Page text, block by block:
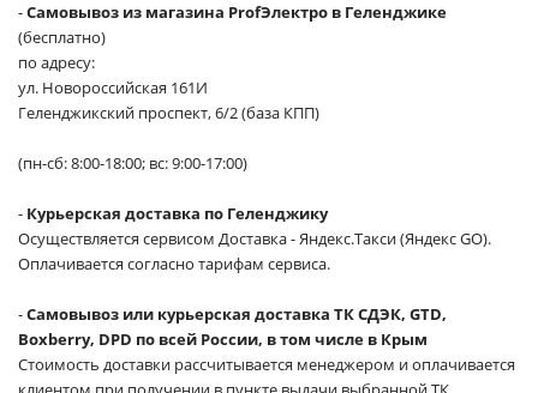
-Самовывоз из магазина ProfЭлектро в Геленджике
(бесплатно)
по адресу:
ул. Новороссийская 161И
Геленджикский проспект, 6/2 (база КПП)
(пн-сб: 8:00-18:00; вс: 9:00-17:00)
- Курьерская доставка по Геленджику
Осуществляется сервисом Доставка - Яндекс.Такси (Яндекс GO).
Оплачивается согласно тарифам сервиса.
-Самовывоз или курьерская доставка ТК СДЭК, GTD,
Boxberry, DPD по всей России, в том числе в Крым
Стоимость доставки рассчитывается менеджером и оплачивается